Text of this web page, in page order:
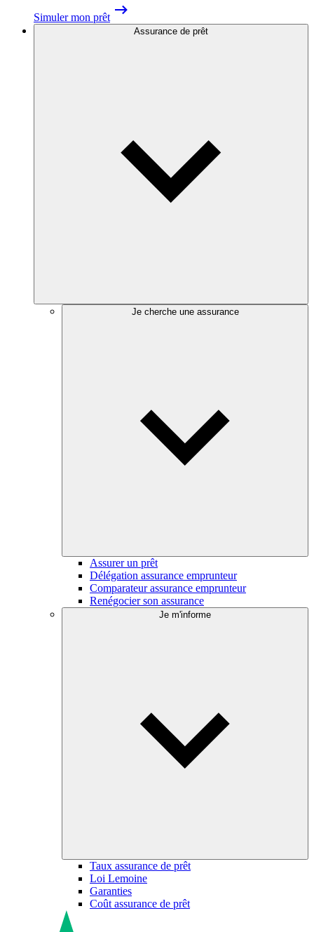
Simuler mon prêt
Assurance de prêt
Je cherche une assurance
Assurer un prêt
Délégation assurance emprunteur
Comparateur assurance emprunteur
Renégocier son assurance
Je m'informe
Taux assurance de prêt
Loi Lemoine
Garanties
Coût assurance de prêt